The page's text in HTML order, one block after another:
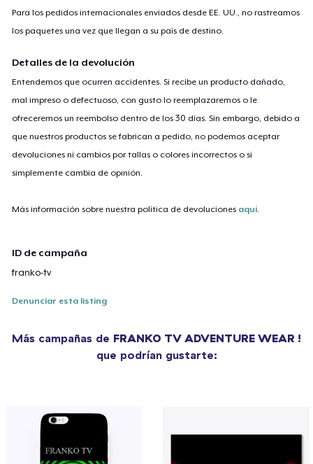
Para los pedidos internacionales enviados desde EE. UU., no rastreamos
los paquetes una vez que llegan a su país de destino.
Detalles de la devolución
Entendemos que ocurren accidentes. Si recibe un producto dañado,
mal impreso o defectuoso, con gusto lo reemplazaremos o le
ofreceremos un reembolso dentro de los 30 días. Sin embargo, debido a
que nuestros productos se fabrican a pedido, no podemos aceptar
devoluciones ni cambios por tallas o colores incorrectos o si
simplemente cambia de opinión.
Más información sobre nuestra política de devoluciones aquí
ID de campaña
franko-tv
Denunciar esta listing
Más campañas de FRANKO TV ADVENTURE WEAR !
que podrían gustarte: